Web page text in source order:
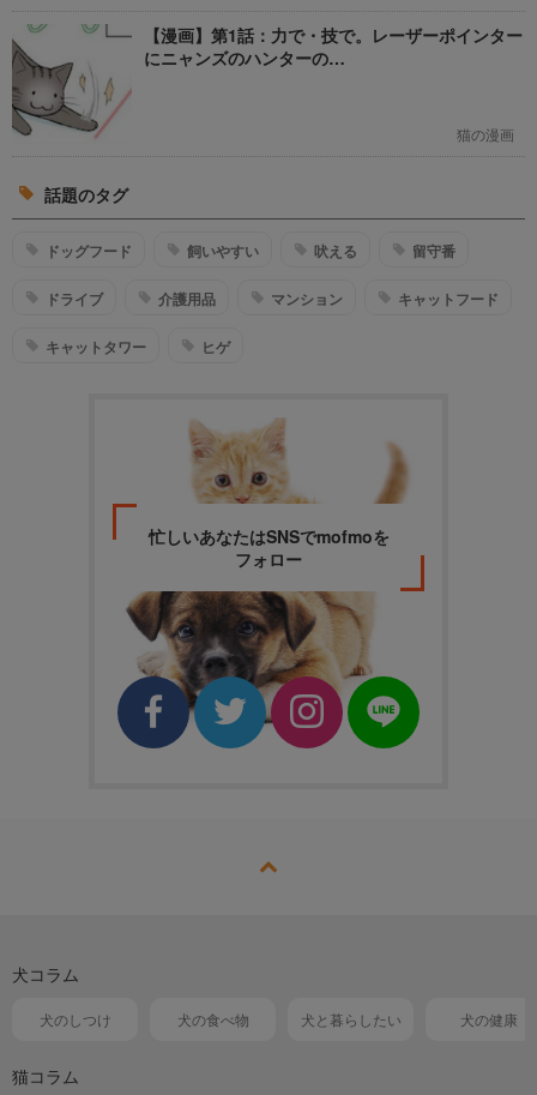
【漫画】第1話：力で・技で。レーザーポインター
にニャンズのハンターの…
猫の漫画
話題のタグ
ドッグフード 飼いやすい 吠える 留守番
ドライブ 介護用品 マンション キャットフード
キャットタワー ヒゲ
忙しいあなたはSNSでmofmoを
フォロー
犬コラム
犬のしつけ 犬の食べ物 犬と暮らしたい 犬の健康
猫コラム